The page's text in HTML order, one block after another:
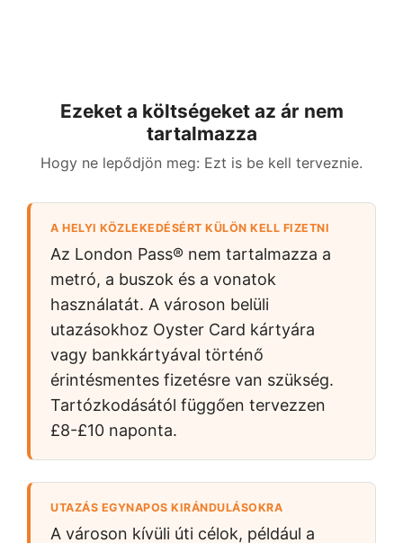
Ezeket a költségeket az ár nem
tartalmazza
Hogy ne lepődjön meg: Ezt is be kell terveznie.
A HELYI KÖZLEKEDÉSÉRT KÜLÖN KELL FIZETNI
Az London Pass® nem tartalmazza a
metró, a buszok és a vonatok
használatát. A városon belüli
utazásokhoz Oyster Card kártyára
vagy bankkártyával történő
érintésmentes fizetésre van szükség.
Tartózkodásától függően tervezzen
£8-£10 naponta.
UTAZÁS EGYNAPOS KIRÁNDULÁSOKRA
A városon kívüli úti célok, például a